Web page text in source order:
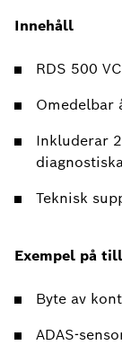
Innehåll
RDS 500
Inkluderar
Teknisk
Exempel på
Byte av
ADAS-